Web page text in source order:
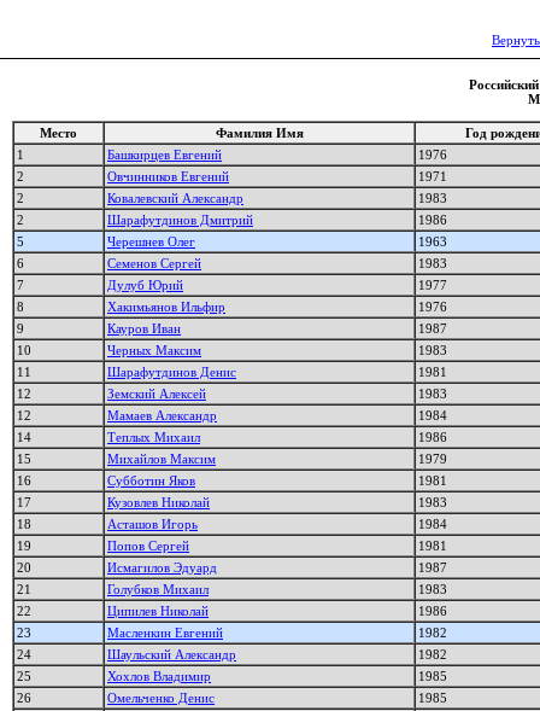
Место Фамилия Имя
Год
1
Башкирцев Евгений
1976
2
Овчинников Евгений
1971
2
Ковалевский Александр
1983
2
Шарафутдинов Дмитрий
1986
5
Черешнев Олег
1963
6
Семенов Сергей
1983
7
Дулуб Юрий
1977
8
Хакимьянов Ильфир
1976
9
Кауров Иван
1987
10
Черных Максим
1983
11
Шарафутдинов Денис
1981
12
Земский Алексей
1983
12
Мамаев Александр
1984
14
Теплых Михаил
1986
15
Михайлов Максим
1979
16
Субботин Яков
1981
17
Кузовлев Николай
1983
18
Асташов Игорь
1984
19
Попов Сергей
1981
20
Исмагилов Эдуард
1987
21
Голубков Михаил
1983
22
Ципилев Николай
1986
23
Масленкин Евгений
1982
24
Шаульский Александр
1982
25
Хохлов Владимир
1985
26
Омельченко Денис
1985